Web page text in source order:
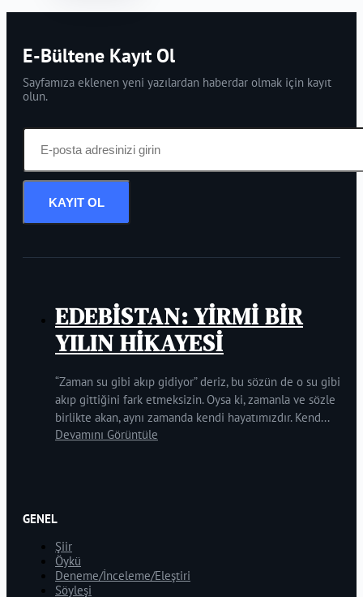
E-Bültene Kayıt Ol
Sayfamıza eklenen yeni yazılardan haberdar olmak için kayıt
olun.
KAYIT OL
EDEBİSTAN: YİRMİ BİR
YILIN HİKAYESİ
“Zaman su gibi akıp gidiyor” deriz, bu sözün de o su gibi
akıp gittiğini fark etmeksizin. Oysa ki, zamanla ve sözle
birlikte akan, aynı zamanda kendi hayatımızdır. Kend...
Devamını Görüntüle
GENEL
Şiir
Öykü
Deneme/İnceleme/Eleştiri
Söyleşi